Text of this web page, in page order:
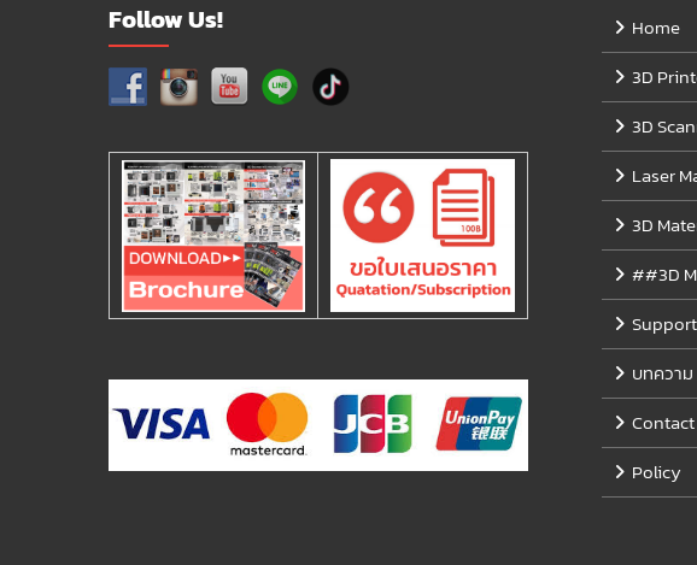
Follow Us!
Home
3D
3D
Laser
3D
##3D
Support
บทความ
Contact
Policy